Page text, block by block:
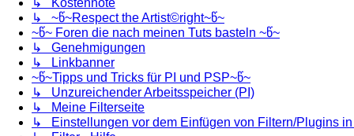
↳ ~წ~Respect the Artist©right~წ~
~წ~ Foren die nach meinen Tuts basteln ~წ~
↳ Genehmigungen
↳ Linkbanner
~წ~Tipps und Tricks für PI und PSP~წ~
↳ Unzureichender Arbeitsspeicher (PI)
↳ Meine Filterseite
↳ Einstellungen vor dem Einfügen von Filtern/Plugins in